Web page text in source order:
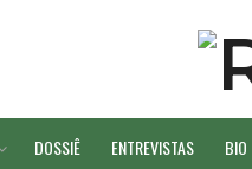
DOSSIÊ ENTREVISTAS BIO